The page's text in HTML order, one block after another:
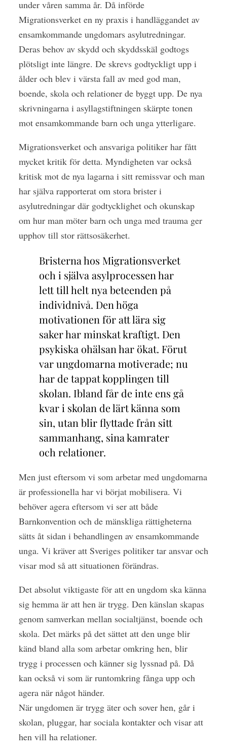
under våren samma år. Då införde
Migrationsverket en ny praxis i handläggandet av
ensamkommande ungdomars asylutredningar.
Deras behov av skydd och skyddsskäl godtogs
plötsligt inte längre. De skrevs godtyckligt upp i
ålder och blev i värsta fall av med god man,
boende, skola och relationer de byggt upp. De nya
skrivningarna i asyllagstiftningen skärpte tonen
mot ensamkommande barn och unga ytterligare.
Migrationsverket och ansvariga politiker har fått
mycket kritik för detta. Myndigheten var också
kritisk mot de nya lagarna i sitt remissvar och man
har själva rapporterat om stora brister i
asylutredningar där godtycklighet och okunskap
om hur man möter barn och unga med trauma ger
upphov till stor rättsosäkerhet.
Bristerna hos Migrationsverket
och i själva asylprocessen har
lett till helt nya beteenden på
individnivå. Den höga
motivationen för att lära sig
saker har minskat kraftigt. Den
psykiska ohälsan har ökat. Förut
var ungdomarna motiverade; nu
har de tappat kopplingen till
skolan. Ibland får de inte ens gå
kvar i skolan de lärt känna som
sin, utan blir flyttade från sitt
sammanhang, sina kamrater
och relationer.
Men just eftersom vi som arbetar med ungdomarna
är professionella har vi börjat mobilisera. Vi
behöver agera eftersom vi ser att både
Barnkonvention och de mänskliga rättigheterna
sätts åt sidan i behandlingen av ensamkommande
unga. Vi kräver att Sveriges politiker tar ansvar och
visar mod så att situationen förändras.
Det absolut viktigaste för att en ungdom ska känna
sig hemma är att hen är trygg. Den känslan skapas
genom samverkan mellan socialtjänst, boende och
skola. Det märks på det sättet att den unge blir
känd bland alla som arbetar omkring hen, blir
trygg i processen och känner sig lyssnad på. Då
kan också vi som är runtomkring fånga upp och
agera när något händer.
När ungdomen är trygg äter och sover hen, går i
skolan, pluggar, har sociala kontakter och visar att
hen vill ha relationer.